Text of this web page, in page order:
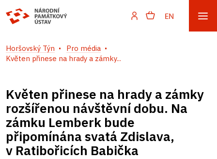
EN
Horšovský Týn
Pro média
Květen přinese na hrady a zámky...
Květen přinese na hrady a zámky
rozšířenou návštěvní dobu. Na
zámku Lemberk bude
připomínána svatá Zdislava,
v Ratibořicích Babička